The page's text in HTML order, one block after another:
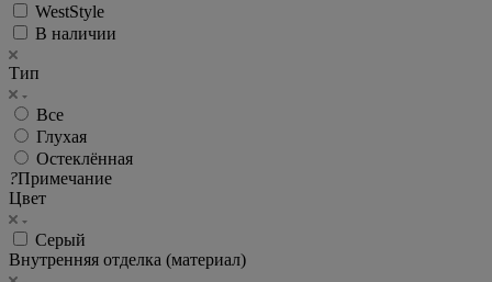
WestStyle
В наличии
Тип
Все
Глухая
Остеклённая
?Примечание
Цвет
Серый
Внутренняя отделка (материал)